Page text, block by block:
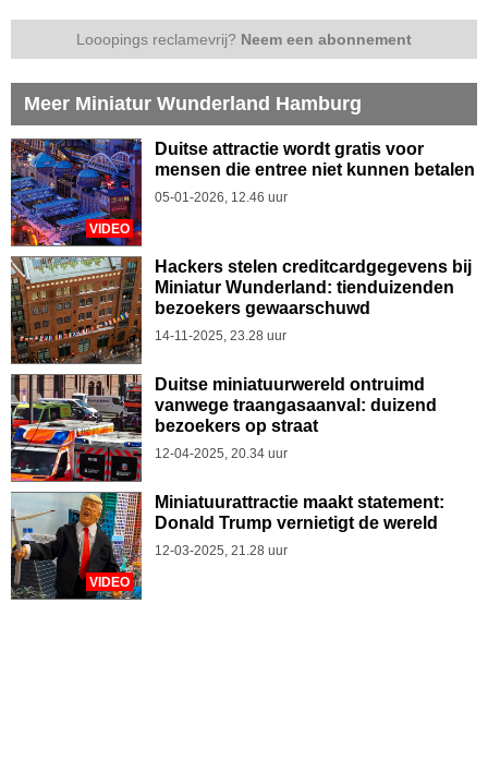
Looopings reclamevrij? Neem een abonnement
Meer Miniatur Wunderland Hamburg
VIDEO
Duitse attractie wordt gratis voor
mensen die entree niet kunnen betalen
05-01-2026, 12.46 uur
Hackers stelen creditcardgegevens bij
Miniatur Wunderland: tienduizenden
bezoekers gewaarschuwd
14-11-2025, 23.28 uur
Duitse miniatuurwereld ontruimd
vanwege traangasaanval: duizend
bezoekers op straat
12-04-2025, 20.34 uur
VIDEO
Miniatuurattractie maakt statement:
Donald Trump vernietigt de wereld
12-03-2025, 21.28 uur